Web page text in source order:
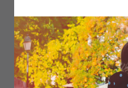
dans laquelle ils ont été
prouvant que l’une des
que la datation des
que celle des momies.
«Nous sommes donc face